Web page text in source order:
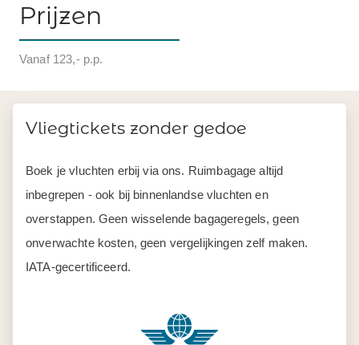
Prijzen
Vanaf 123,- p.p.
Vliegtickets zonder gedoe
Boek je vluchten erbij via ons. Ruimbagage altijd
inbegrepen - ook bij binnenlandse vluchten en
overstappen. Geen wisselende bagageregels, geen
onverwachte kosten, geen vergelijkingen zelf maken.
IATA-gecertificeerd.